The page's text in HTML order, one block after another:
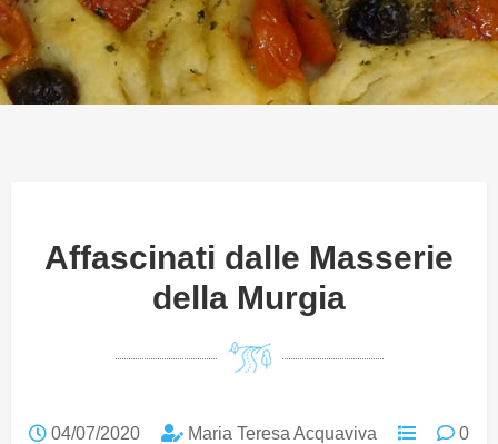
Affascinati dalle Masserie
della Murgia
04/07/2020 Maria Teresa Acquaviva 0